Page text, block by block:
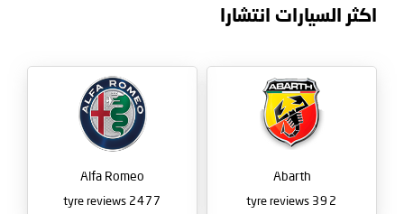
اكثر السيارات انتشارا
Abarth
392
Alfa Romeo
2477
tyre reviews